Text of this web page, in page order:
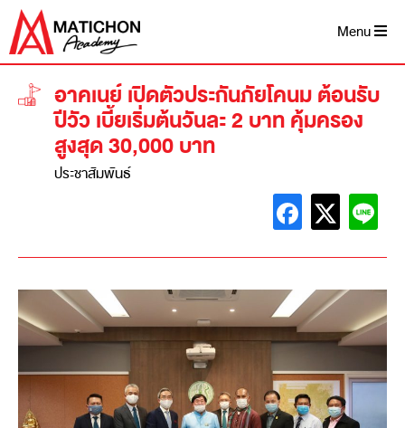
Menu
อาคเนย์ เปิดตัวประกันภัยโคนม ต้อนรับ
ปีวัว เบี้ยเริ่มต้นวันละ 2 บาท คุ้มครอง
สูงสุด 30,000 บาท
ประชาสัมพันธ์